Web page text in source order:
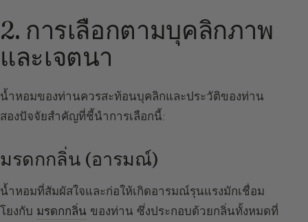
2. การเลือกตามบุคลิกภาพ
และเจตนา
น้ำหอมของท่านควรสะท้อนบุคลิกและประวัติของท่าน
สองปัจจัยสำคัญที่ชี้นำการเลือกนี้:
มรดกกลิ่น (อารมณ์)
น้ำหอมที่สัมผัสใจและก่อให้เกิดอารมณ์รุนแรงมักเชื่อม
โยงกับ มรดกกลิ่น ของท่าน ซึ่งประกอบด้วยกลิ่นทั้งหมดที่